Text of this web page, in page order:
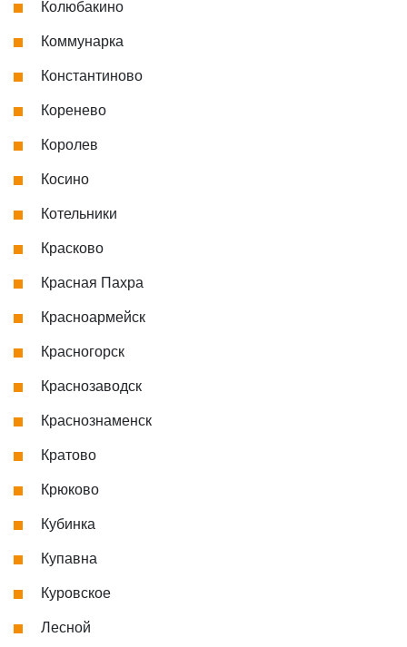
Колюбакино
Коммунарка
Константиново
Коренево
Королев
Косино
Котельники
Красково
Красная Пахра
Красноармейск
Красногорск
Краснозаводск
Краснознаменск
Кратово
Крюково
Кубинка
Купавна
Куровское
Лесной